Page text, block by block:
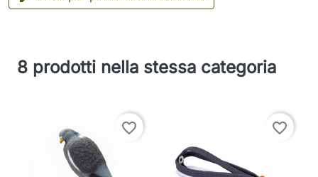
8 prodotti nella stessa categoria
favorite_border favorite_border